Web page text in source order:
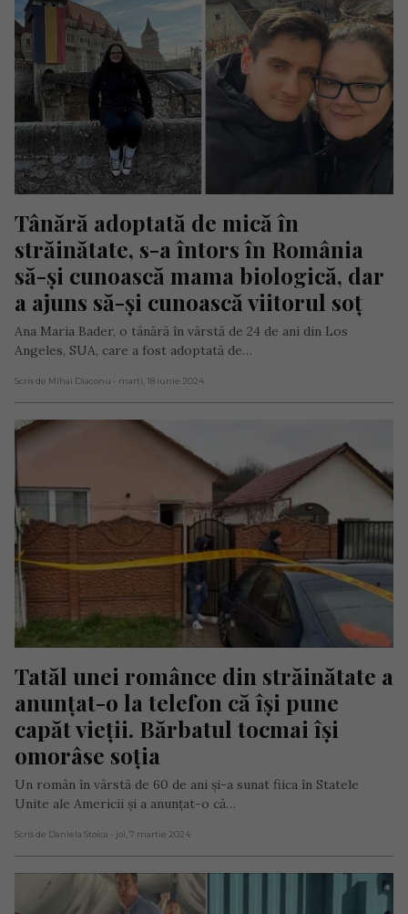
Tânără adoptată de mică în
străinătate, s-a întors în România
să-și cunoască mama biologică, dar
a ajuns să-și cunoască viitorul soț
Ana Maria Bader, o tânără în vârstă de 24 de ani din Los
Angeles, SUA, care a fost adoptată de…
Scris de Mihai Diaconu - marți, 18 iunie 2024
Tatăl unei românce din străinătate a
anunțat-o la telefon că își pune
capăt vieții. Bărbatul tocmai își
omorâse soția
Un român în vârstă de 60 de ani și-a sunat fiica în Statele
Unite ale Americii și a anunțat-o că…
Scris de Daniela Stoica - joi, 7 martie 2024